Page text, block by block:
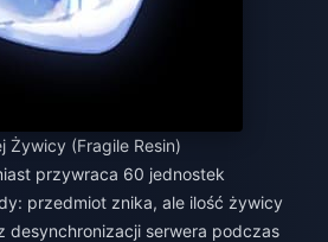
Żywicy (Fragile Resin)
przywraca 60 jednostek
przedmiot znika, ale ilość żywicy
desynchronizacji serwera podczas